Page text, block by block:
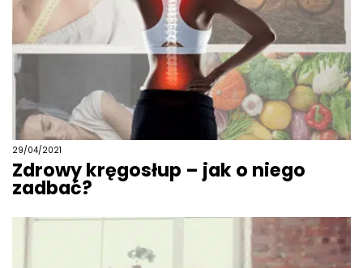
29/04/2021
Zdrowy kręgosłup – jak o niego
zadbać?